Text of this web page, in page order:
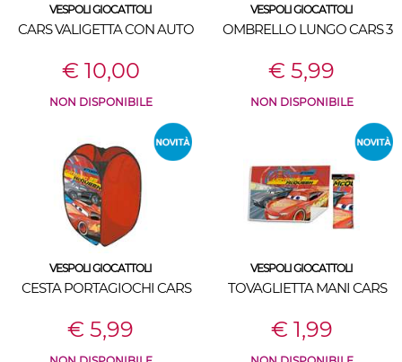
VESPOLI GIOCATTOLI
CARS VALIGETTA CON AUTO
€ 10,00
NON DISPONIBILE
VESPOLI GIOCATTOLI
OMBRELLO LUNGO CARS 3
€ 5,99
NON DISPONIBILE
VESPOLI GIOCATTOLI
CESTA PORTAGIOCHI CARS
€ 5,99
VESPOLI GIOCATTOLI
TOVAGLIETTA MANI CARS
€ 1,99